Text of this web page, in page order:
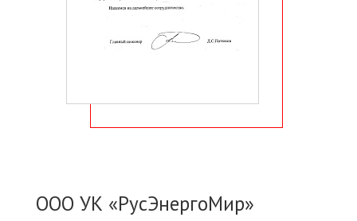
ООО УК «РусЭнергоМир»